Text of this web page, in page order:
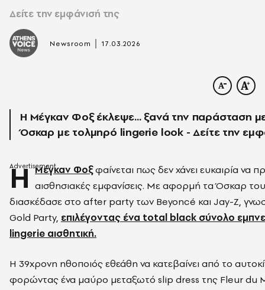
Δείτε την εμφάνισή της
Newsroom 17.03.2026
Η Μέγκαν Φοξ έκλεψε... ξανά την παράσταση
Όσκαρ με τολμηρό lingerie look - Δείτε την
Η Μέγκαν Φοξφαίνεται πως δεν χάνει ευκαιρία να
αισθησιακές εμφανίσεις. Με αφορμή τα Όσκαρ
διασκέδασε στο after party των Beyoncé και Jay-Z,
Gold Party, επιλέγοντας ένα total black σύνολο
lingerie αισθητική.
Η 39χρονη ηθοποιός εθεάθη να κατεβαίνει από το
φορώντας ένα μαύρο μεταξωτό slip dress της Fleur du